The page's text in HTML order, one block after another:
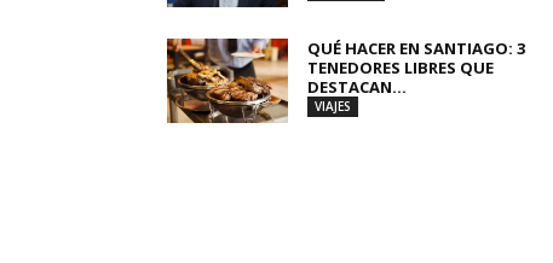
QUÉ HACER EN SANTIAGO: 3
TENEDORES LIBRES QUE
DESTACAN...
VIAJES